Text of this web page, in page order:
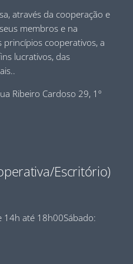
através da cooperação e
membros e na
princípios cooperativos, a
lucrativos, das
Ribeiro Cardoso 29, 1º
Escritório)
14h até 18h00Sábado: